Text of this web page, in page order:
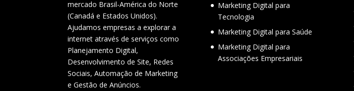
mercado Brasil-América do Norte
(Canadá e Estados Unidos).
Ajudamos empresas a explorar a
internet através de serviços como
Planejamento Digital,
Desenvolvimento de Site, Redes
Sociais, Automação de Marketing
e Gestão de Anúncios.
Marketing Digital para
Tecnologia
Marketing Digital para Saúde
Marketing Digital para
Associações Empresariais